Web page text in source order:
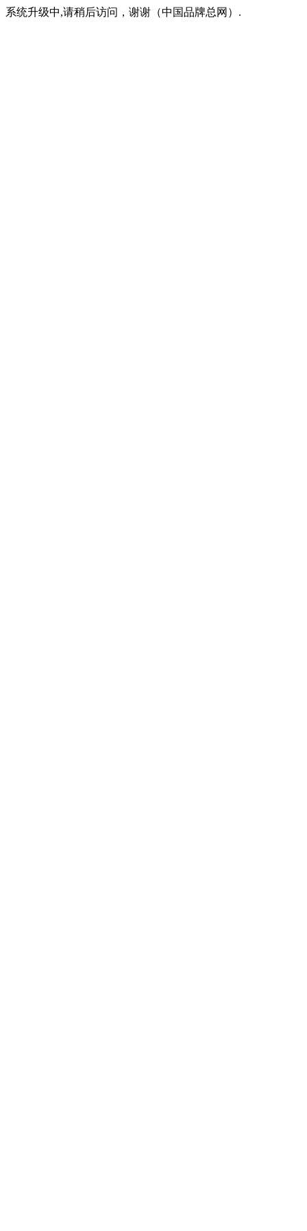
系统升级中,请稍后访问，谢谢（中国品牌总网）.